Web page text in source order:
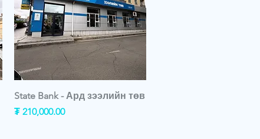
State Bank - Ард зээлийн төв
Price
₮ 210,000.00